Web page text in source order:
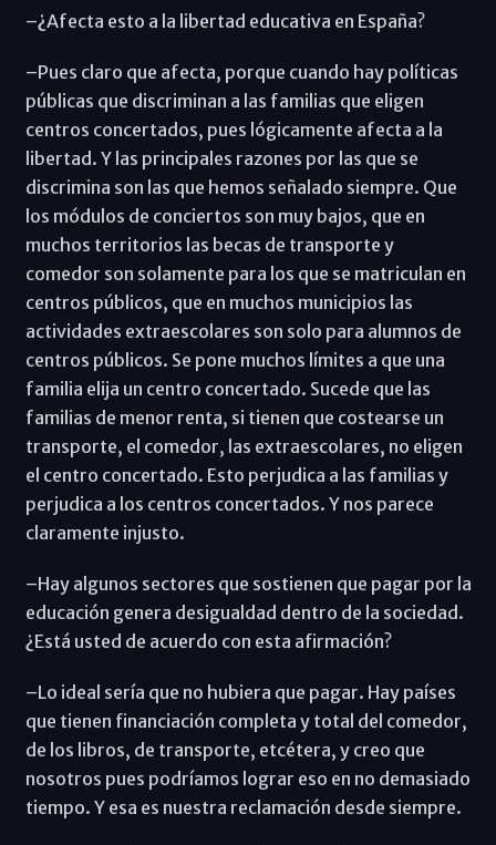
–¿Afecta esto a la libertad educativa en España?
–Pues claro que afecta, porque cuando hay políticas
públicas que discriminan a las familias que eligen
centros concertados, pues lógicamente afecta a la
libertad. Y las principales razones por las que se
discrimina son las que hemos señalado siempre. Que
los módulos de conciertos son muy bajos, que en
muchos territorios las becas de transporte y
comedor son solamente para los que se matriculan en
centros públicos, que en muchos municipios las
actividades extraescolares son solo para alumnos de
centros públicos. Se pone muchos límites a que una
familia elija un centro concertado. Sucede que las
familias de menor renta, si tienen que costearse un
transporte, el comedor, las extraescolares, no eligen
el centro concertado. Esto perjudica a las familias y
perjudica a los centros concertados. Y nos parece
claramente injusto.
–Hay algunos sectores que sostienen que pagar por la
educación genera desigualdad dentro de la sociedad.
¿Está usted de acuerdo con esta afirmación?
–Lo ideal sería que no hubiera que pagar. Hay países
que tienen financiación completa y total del comedor,
de los libros, de transporte, etcétera, y creo que
nosotros pues podríamos lograr eso en no demasiado
tiempo. Y esa es nuestra reclamación desde siempre.